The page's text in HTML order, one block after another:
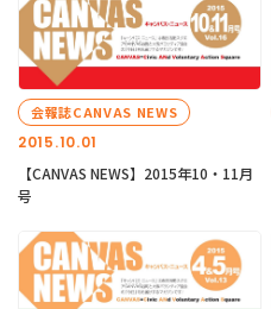
2015.10.01
会報誌CANVAS NEWS
【CANVAS NEWS】2015年10・11月
号